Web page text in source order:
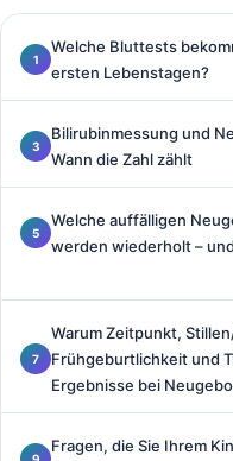
Welche Bluttests
ersten Lebenstagen?
Bilirubinmessung und
Wann die Zahl zählt
Welche auffälligen
werden wiederholt –
Warum Zeitpunkt,
Frühgeburtlichkeit und
Ergebnisse bei
Fragen, die Sie Ihrem